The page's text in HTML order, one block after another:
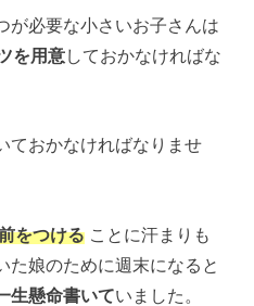
が必要な小さいお子さんは
を用意しておかなければな
ておかなければなりませ
をつける ことに汗まりも
た娘のために週末になると
生懸命書いていました。